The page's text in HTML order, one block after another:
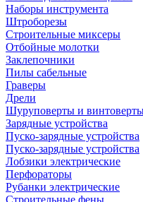
Наборы инструмента
Штроборезы
Строительные миксеры
Отбойные молотки
Заклепочники
Пилы сабельные
Граверы
Дрели
Шуруповерты и
Зарядные устройства
Пуско-зарядные устройства
Пуско-зарядные устройства
Лобзики электрические
Перфораторы
Рубанки электрические
Строительные фены